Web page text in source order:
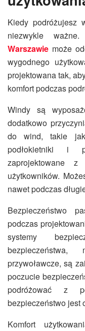
Kiedy podróżujesz
niezwykle
Warszawie może
wygodnego
projektowana tak,
komfort podczas
Windy są
dodatkowo
do wind, takie jak
podłokietniki i
zaprojektowane
użytkowników.
nawet podczas
Bezpieczeństwo
podczas
systemy
przywoławcze, są
poczucie
podróżować z
bezpieczeństwo jest
Komfort